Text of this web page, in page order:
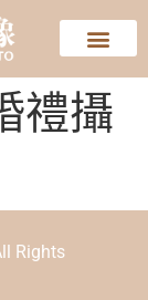
禮攝
Rights